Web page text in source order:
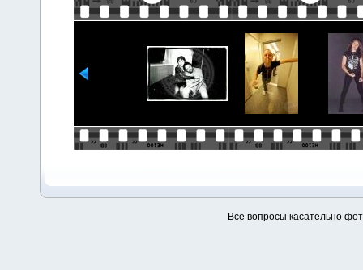
Все вопросы касательно